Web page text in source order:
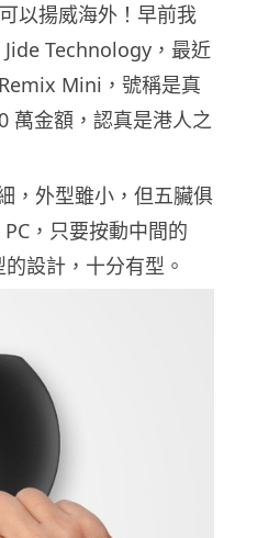
以揚威海外！早前我
Technology，最近
Mini，號稱是真
萬金額，認真是港人之
，外型雖小，但五臟俱
，只要按動中間的
設計，十分有型。